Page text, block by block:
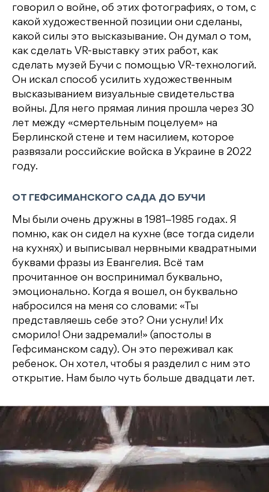
говорил о войне, об этих фотографиях, о том, с
какой художественной позиции они сделаны,
какой силы это высказывание. Он думал о том,
как сделать VR-выставку этих работ, как
сделать музей Бучи с помощью VR-технологий.
Он искал способ усилить художественным
высказыванием визуальные свидетельства
войны. Для него прямая линия прошла через 30
лет между «смертельным поцелуем» на
Берлинской стене и тем насилием, которое
развязали российские войска в Украине в 2022
году.
ОТ ГЕФСИМАНСКОГО САДА ДО БУЧИ
Мы были очень дружны в 1981‒1985 годах. Я
помню, как он сидел на кухне (все тогда сидели
на кухнях) и выписывал нервными квадратными
буквами фразы из Евангелия. Всё там
прочитанное он воспринимал буквально,
эмоционально. Когда я вошел, он буквально
набросился на меня со словами: «Ты
представляешь себе это? Они уснули! Их
сморило! Они задремали!» (апостолы в
Гефсиманском саду). Он это переживал как
ребенок. Он хотел, чтобы я разделил с ним это
открытие. Нам было чуть больше двадцати лет.